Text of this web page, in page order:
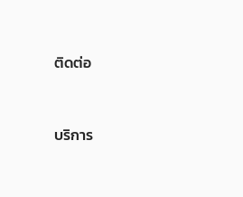
ติดต่อ
บริการ